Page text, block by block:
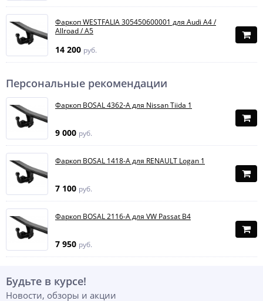
Фаркоп WESTFALIA 305450600001 для Audi A4 /
Allroad / A5
14 200 руб.
Персональные рекомендации
Фаркоп BOSAL 4362-A для Nissan Tiida 1
9 000 руб.
Фаркоп BOSAL 1418-A для RENAULT Logan 1
7 100 руб.
Фаркоп BOSAL 2116-A для VW Passat B4
7 950 руб.
Будьте в курсе!
Новости, обзоры и акции